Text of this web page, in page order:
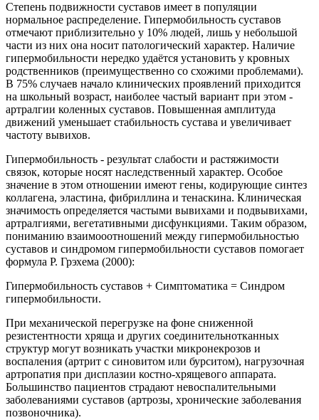
Степень подвижности суставов имеет в популяции
нормальное распределение. Гипермобильность суставов
отмечают приблизительно у 10% людей, лишь у небольшой
части из них она носит патологический характер. Наличие
гипермобильности нередко удаётся установить у кровных
родственников (преимущественно со схожими проблемами).
В 75% случаев начало клинических проявлений приходится
на школьный возраст, наиболее частый вариант при этом -
артралгии коленных суставов. Повышенная амплитуда
движений уменьшает стабильность сустава и увеличивает
частоту вывихов.
Гипермобильность - результат слабости и растяжимости
связок, которые носят наследственный характер. Особое
значение в этом отношении имеют гены, кодирующие синтез
коллагена, эластина, фибриллина и тенаскина. Клиническая
значимость определяется частыми вывихами и подвывихами,
артралгиями, вегетативными дисфункциями. Таким образом,
пониманию взаимооотношений между гипермобильностью
суставов и синдромом гипермобильности суставов помогает
формула Р. Грэхема (2000):
Гипермобильность суставов + Симптоматика = Синдром
гипермобильности.
При механической перегрузке на фоне сниженной
резистентности хряща и других соединительнотканных
структур могут возникать участки микронекрозов и
воспаления (артрит с синовитом или бурситом), нагрузочная
артропатия при дисплазии костно-хрящевого аппарата.
Большинство пациентов страдают невоспалительными
заболеваниями суставов (артрозы, хронические заболевания
позвоночника).